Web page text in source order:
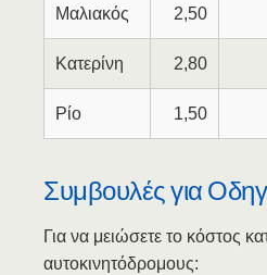
Μαλιακός 2,50
Κατερίνη 2,80
Ρίο 1,50
Συμβουλές για
Για να μειώσετε το κόστος
αυτοκινητόδρομους: